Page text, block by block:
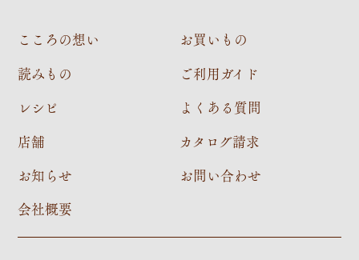
こころの想い
読みもの
レシピ
店舗
お知らせ
会社概要
お買いもの
ご利用ガイド
よくある質問
カタログ請求
お問い合わせ